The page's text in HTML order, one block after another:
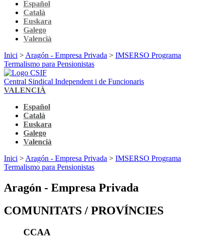
Español
Català
Euskara
Galego
Valencià
Inici > Aragón - Empresa Privada > IMSERSO Programa
Termalismo para Pensionistas
Central Sindical Independent i de Funcionaris
VALENCIÀ
Español
Català
Euskara
Galego
Valencià
Inici > Aragón - Empresa Privada > IMSERSO Programa
Termalismo para Pensionistas
Aragón - Empresa Privada
COMUNITATS / PROVÍNCIES
CCAA